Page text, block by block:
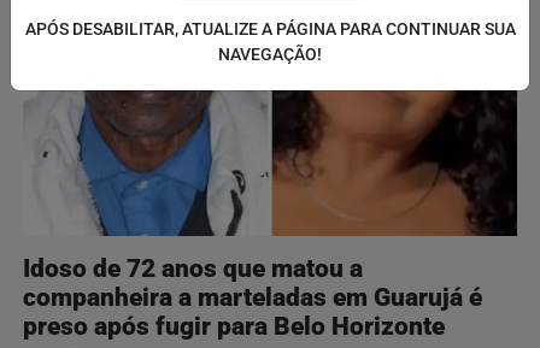
Idoso de 72 anos que matou a
companheira a marteladas em Guarujá é
preso após fugir para Belo Horizonte
APÓS DESABILITAR, ATUALIZE A PÁGINA PARA CONTINUAR SUA
NAVEGAÇÃO!